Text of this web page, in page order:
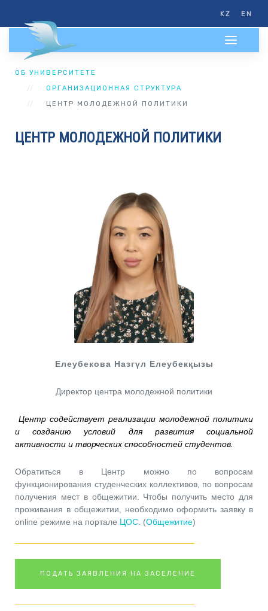
KZ EN
ОБ УНИВЕРСИТЕТЕ
ОРГАНИЗАЦИОННАЯ СТРУКТУРА
ЦЕНТР МОЛОДЕЖНОЙ ПОЛИТИКИ
ЦЕНТР МОЛОДЕЖНОЙ ПОЛИТИКИ
Елеубекова Назгүл Елеубекқызы
Директор центра молодежной политики
Центр содействует реализации молодежной политики
и созданию условий для развития социальной
активности и творческих способностей студентов.
Обратиться в Центр можно по вопросам
функционирования студенческих коллективов, по вопросам
получения мест в общежитии. Чтобы получить место для
проживания в общежитии, необходимо оформить заявку в
online режиме на портале ЦОС . (Общежитие)
ПОДАТЬ ЗАЯВЛЕНИЯ НА ЗАСЕЛЕНИЕ